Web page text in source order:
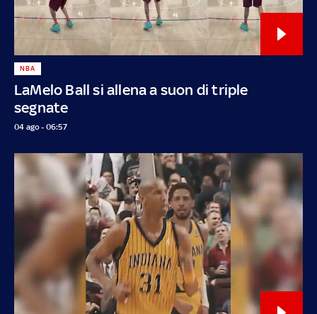
LaMelo Ball si allena a suon di triple
segnate
NBA
04 ago - 06:57